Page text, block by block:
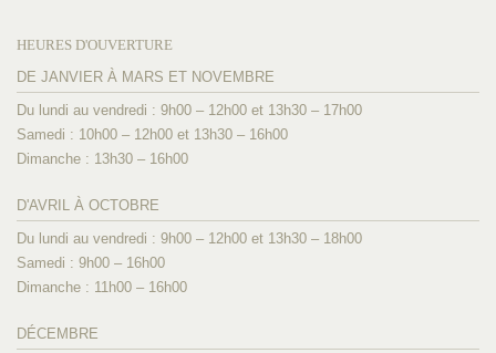
HEURES D'OUVERTURE
DE JANVIER À MARS ET NOVEMBRE
Du lundi au vendredi : 9h00 – 12h00 et 13h30 – 17h00
Samedi : 10h00 – 12h00 et 13h30 – 16h00
Dimanche : 13h30 – 16h00
D'AVRIL À OCTOBRE
Du lundi au vendredi : 9h00 – 12h00 et 13h30 – 18h00
Samedi : 9h00 – 16h00
Dimanche : 11h00 – 16h00
DÉCEMBRE